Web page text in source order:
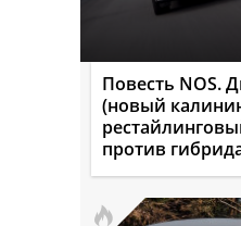
Повесть NOS.
(новый
против